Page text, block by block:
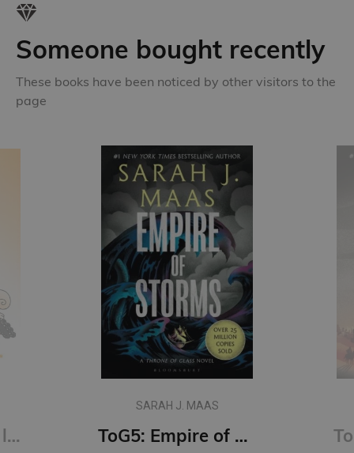
Someone bought recently
These books have been noticed by other visitors to the
page
Burtnīca 1.kl. 12 lapas lielrūtiņu
SARAH J. MAAS
ToG5: Empire of Storms: From the best-selling author of A Court of Thorns and Roses